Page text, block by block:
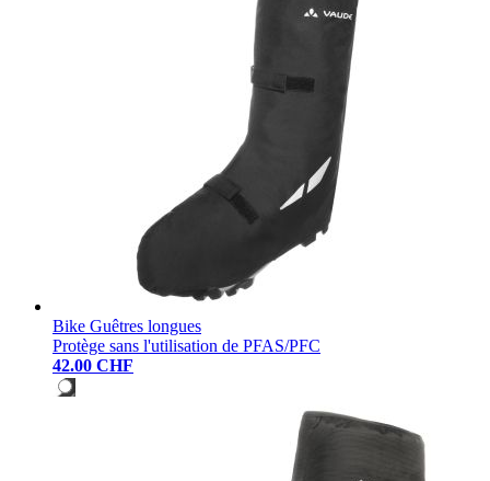
Bike Guêtres longues
Protège sans l'utilisation de PFAS/PFC
42.00 CHF